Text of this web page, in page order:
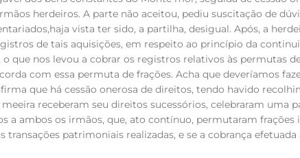
herdeiros. A parte não aceitou, pediu suscitação de
vista ter sido, a partilha, desigual. Após, a
de tais aquisições, em respeito ao princípio da
que nos levou a cobrar os registros relativos às permutas
com essa permuta de frações. Acha que deveríamos
que há cessão onerosa de direitos, tendo havido
receberam seu direitos sucessórios, celebraram
a ambos os irmãos, que, ato contínuo, permutaram
patrimoniais realizadas, e se a cobrança